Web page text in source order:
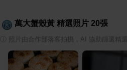
萬大蟹殼黃 精選照片 20張
照片由合作部落客拍攝，AI 協助篩選精選